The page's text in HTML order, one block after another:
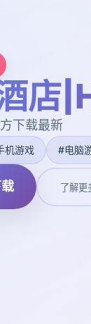
店
下载最新
机游戏 #电脑
了解更